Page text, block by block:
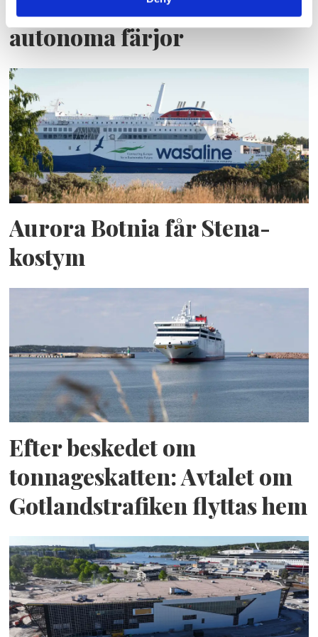
Blå genväg ska bana väg för
autonoma färjor
Aurora Botnia får Stena-
kostym
Efter beskedet om
tonnageskatten: Avtalet om
Gotlandstrafiken flyttas hem